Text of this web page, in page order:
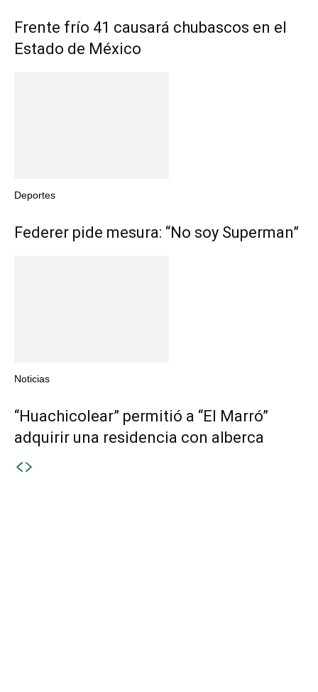
Frente frío 41 causará chubascos en el
Estado de México
Deportes
Federer pide mesura: “No soy Superman”
Noticias
“Huachicolear” permitió a “El Marró”
adquirir una residencia con alberca